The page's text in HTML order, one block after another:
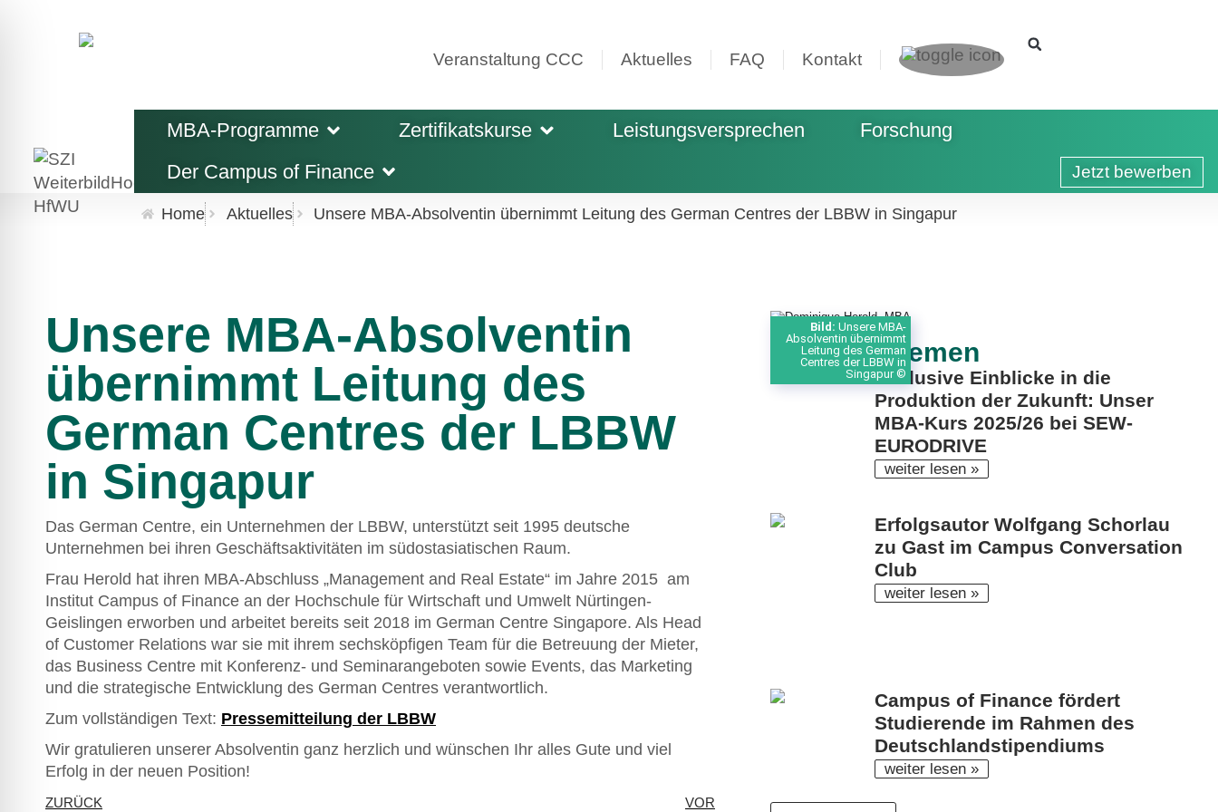
Veranstaltung CCC Aktuelles FAQ Kontakt
MBA-Programme Zertifikatskurse Leistungsversprechen
Forschung
Der Campus of Finance
Jetzt bewerben
Home Aktuelles Unsere MBA-Absolventin übernimmt Leitung des German Centres der LBBW in Singapur
Unsere MBA-Absolventin
übernimmt Leitung des
German Centres der LBBW
in Singapur
Das German Centre, ein Unternehmen der LBBW, unterstützt seit 1995 deutsche
Unternehmen bei ihren Geschäftsaktivitäten im südostasiatischen Raum.
Frau Herold hat ihren MBA-Abschluss „Management and Real Estate“ im Jahre 2015 am
Institut Campus of Finance an der Hochschule für Wirtschaft und Umwelt Nürtingen-
Geislingen erworben und arbeitet bereits seit 2018 im German Centre Singapore. Als Head
of Customer Relations war sie mit ihrem sechsköpfigen Team für die Betreuung der Mieter,
das Business Centre mit Konferenz-​ und Seminarangeboten sowie Events, das Marketing
und die strategische Entwicklung des German Centres verantwortlich.
Zum vollständigen Text: Pressemitteilung der LBBW
Wir gratulieren unserer Absolventin ganz herzlich und wünschen Ihr alles Gute und viel
Erfolg in der neuen Position!
ZURÜCK VOR
Bild:Unsere MBA-
Absolventin übernimmt
Leitung des German
Centres der LBBW in
Singapur ©
Weitere Themen
Exklusive Einblicke in die
Produktion der Zukunft: Unser
MBA-Kurs 2025/26 bei SEW-
EURODRIVE
weiter lesen »
Erfolgsautor Wolfgang Schorlau
zu Gast im Campus Conversation
Club
weiter lesen »
Campus of Finance fördert
Studierende im Rahmen des
Deutschlandstipendiums
weiter lesen »